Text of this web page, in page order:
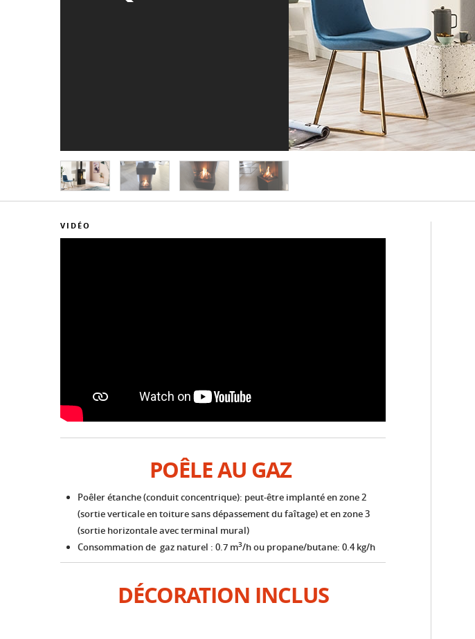
VIDÉO
POÊLE AU GAZ
Poêler étanche (conduit concentrique): peut-être implanté en zone 2
(sortie verticale en toiture sans dépassement du faîtage) et en zone 3
(sortie horizontale avec terminal mural)
Consommation de gaz naturel : 0.7 m3/h ou propane/butane: 0.4 kg/h
DÉCORATION INCLUS